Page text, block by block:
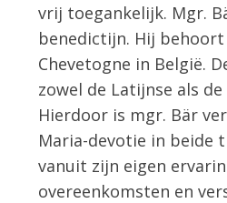
vrij toegankelijk. Mgr.
benedictijn. Hij
Chevetogne in België.
zowel de Latijnse als
Hierdoor is mgr. Bär
Maria-devotie in beide
vanuit zijn eigen
overeenkomsten en